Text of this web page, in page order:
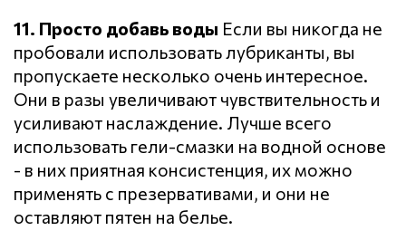
11. Просто добавь воды Если вы никогда не
пробовали использовать лубриканты, вы
пропускаете несколько очень интересное.
Они в разы увеличивают чувствительность и
усиливают наслаждение. Лучше всего
использовать гели-смазки на водной основе
- в них приятная консистенция, их можно
применять с презервативами, и они не
оставляют пятен на белье.